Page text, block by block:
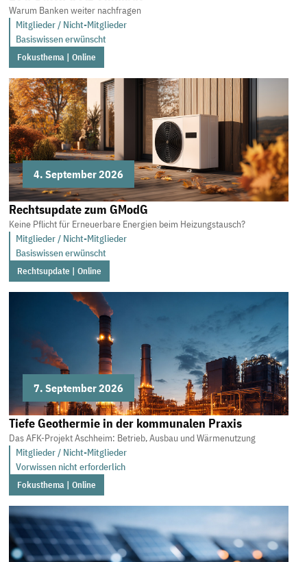
Warum Banken weiter nachfragen
Mitglieder / Nicht-Mitglieder
Basiswissen erwünscht
Fokusthema | Online
4. September 2026
Rechtsupdate zum GModG
Keine Pflicht für Erneuerbare Energien beim Heizungstausch?
Mitglieder / Nicht-Mitglieder
Basiswissen erwünscht
Rechtsupdate | Online
7. September 2026
Tiefe Geothermie in der kommunalen Praxis
Das AFK-Projekt Aschheim: Betrieb, Ausbau und Wärmenutzung
Mitglieder / Nicht-Mitglieder
Vorwissen nicht erforderlich
Fokusthema | Online